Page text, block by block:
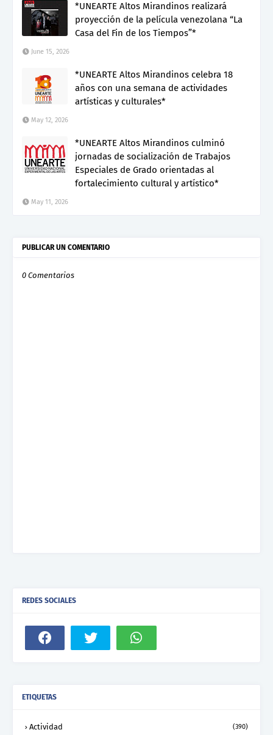
*UNEARTE Altos Mirandinos realizará
proyección de la película venezolana “La
Casa del Fin de los Tiempos”*
June 15, 2026
*UNEARTE Altos Mirandinos celebra 18
años con una semana de actividades
artísticas y culturales*
May 12, 2026
*UNEARTE Altos Mirandinos culminó
jornadas de socialización de Trabajos
Especiales de Grado orientadas al
fortalecimiento cultural y artístico*
May 11, 2026
PUBLICAR UN COMENTARIO
0 Comentarios
REDES SOCIALES
ETIQUETAS
Actividad (390)